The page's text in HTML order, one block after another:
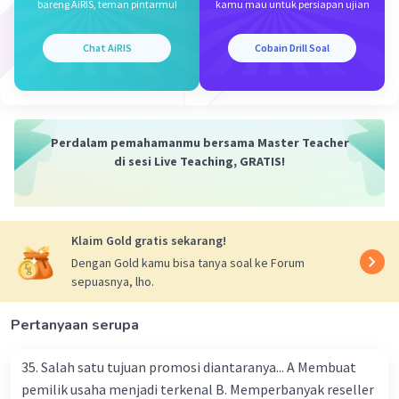
Community
1. Customer behavior and market strategy
disesuaikan dengan perilaku tersebut. Studi ini
mencakup analisis tentang faktor-faktor yang
memengaruhi keputusan pembelian konsumen,
seperti preferensi, kebutuhan, motivasi, dan
harapan. Selain itu, studi ini juga mencakup
efektif untuk menarik perhatian konsumen dan
mendorong pembelian.
bareng AiRIS, teman pintarmu!
Chat AiRIS
kamu mau untuk persiapan ujian
Cobain Drill Soal
Perdalam pemahamanmu bersama Master Teacher
di sesi Live Teaching, GRATIS!
Klaim Gold gratis sekarang!
Dengan Gold kamu bisa tanya soal ke Forum
sepuasnya, lho.
Pertanyaan serupa
35. Salah satu tujuan promosi diantaranya... A Membuat
pemilik usaha menjadi terkenal B. Memperbanyak reseller